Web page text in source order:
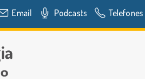
Email Podcasts Telefones